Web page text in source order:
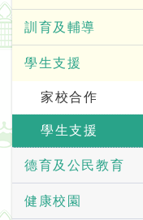
訓育及輔導
學生支援
家校合作
學生支援
德育及公民教育
健康校園